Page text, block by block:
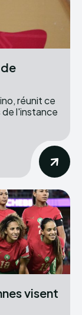
réunit ce
de l'instance
visent